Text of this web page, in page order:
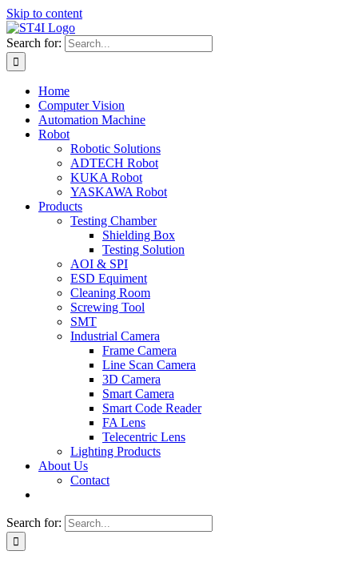
Skip to content
Search for:
Home
Computer Vision
Automation Machine
Robot
Robotic Solutions
ADTECH Robot
KUKA Robot
YASKAWA Robot
Products
Testing Chamber
Shielding Box
Testing Solution
AOI & SPI
ESD Equiment
Cleaning Room
Screwing Tool
SMT
Industrial Camera
Frame Camera
Line Scan Camera
3D Camera
Smart Camera
Smart Code Reader
FA Lens
Telecentric Lens
Lighting Products
About Us
Contact
Search for: